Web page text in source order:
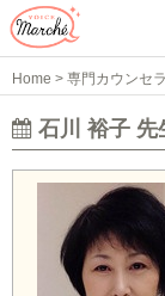
Home > 専門カウンセ
メニュー石川 裕子 先